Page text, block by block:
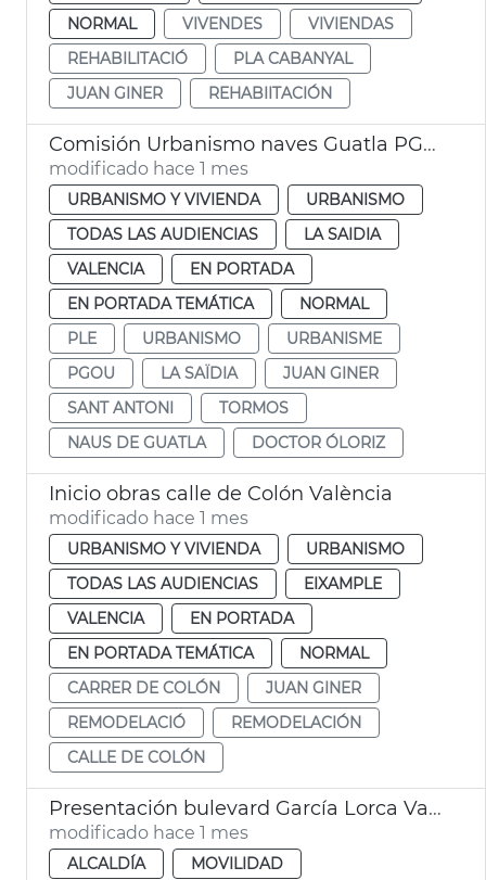
NORMAL
VIVENDES
VIVIENDAS
REHABILITACIÓ
PLA CABANYAL
JUAN GINER
REHABIITACIÓN
Comisión Urbanismo naves Guatla PGOU
modificado hace 1 mes
URBANISMO Y VIVIENDA
URBANISMO
TODAS LAS AUDIENCIAS
LA SAIDIA
VALENCIA
EN PORTADA
EN PORTADA TEMÁTICA
NORMAL
PLE
URBANISMO
URBANISME
PGOU
LA SAÏDIA
JUAN GINER
SANT ANTONI
TORMOS
NAUS DE GUATLA
DOCTOR ÓLORIZ
Inicio obras calle de Colón València
modificado hace 1 mes
URBANISMO Y VIVIENDA
URBANISMO
TODAS LAS AUDIENCIAS
EIXAMPLE
VALENCIA
EN PORTADA
EN PORTADA TEMÁTICA
NORMAL
CARRER DE COLÓN
JUAN GINER
REMODELACIÓ
REMODELACIÓN
CALLE DE COLÓN
Presentación bulevard García Lorca València
modificado hace 1 mes
ALCALDÍA MOVILIDAD